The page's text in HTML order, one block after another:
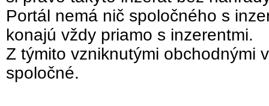
Portál nemá nič spoločného s
konajú vždy priamo s inzerentmi.
Z týmito vzniknutými obchodnými
spoločné.